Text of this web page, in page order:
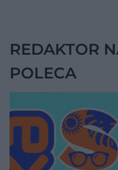
REDAKTOR
POLECA